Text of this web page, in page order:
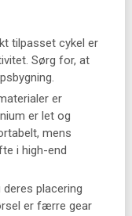
tilpasset cykel er
Sørg for, at
er
er let og
mens
i high-end
placering
er færre gear